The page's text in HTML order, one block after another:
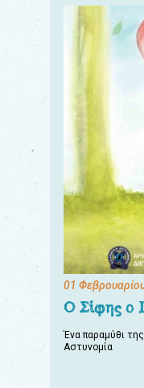
01
Ο Σίφης ο
Ένα παραμύθι
Αστυνομία